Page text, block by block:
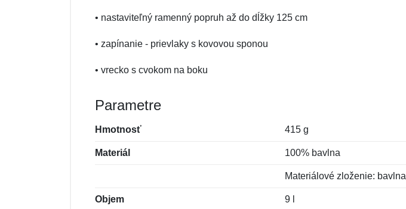
• nastaviteľný ramenný popruh až do dĺžky 125 cm
• zapínanie - prievlaky s kovovou sponou
• vrecko s cvokom na boku
Parametre
Hmotnosť 415 g
Materiál 100% bavlna
Materiálové zloženie: bavlna
Objem 9 l